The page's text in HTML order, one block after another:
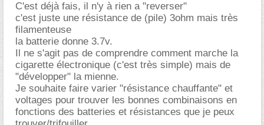
C'est déjà fais, il n'y à rien a "reverser"
c'est juste une résistance de (pile) 3ohm mais très
filamenteuse
la batterie donne 3.7v.
Il ne s'agit pas de comprendre comment marche la
cigarette électronique (c'est très simple) mais de
"développer" la mienne.
Je souhaite faire varier "résistance chauffante" et
voltages pour trouver les bonnes combinaisons en
fonctions des batteries et résistances que je peux